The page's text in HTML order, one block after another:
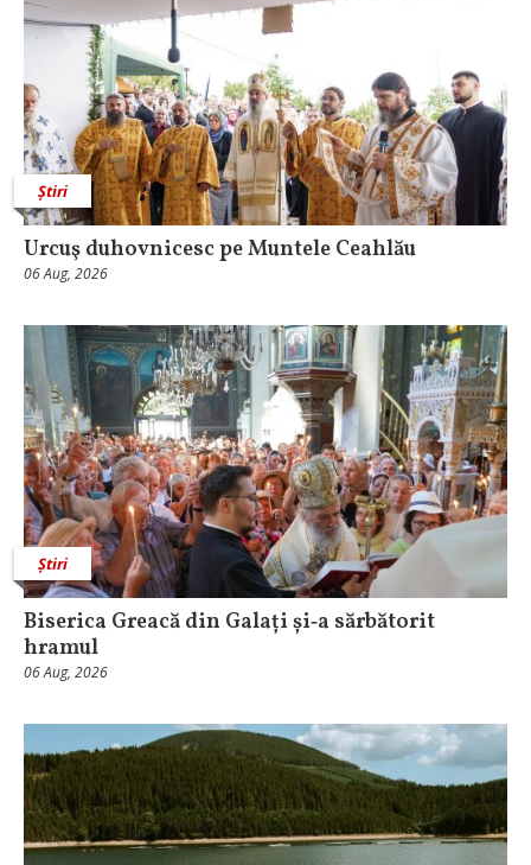
Știri
Urcuş duhovnicesc pe Muntele Ceahlău
06 Aug, 2026
Știri
Biserica Greacă din Galați și‑a sărbătorit
hramul
06 Aug, 2026